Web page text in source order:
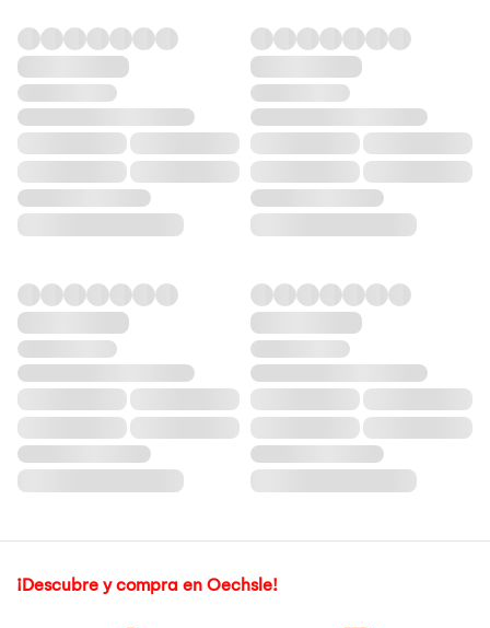
¡Descubre y compra en Oechsle!